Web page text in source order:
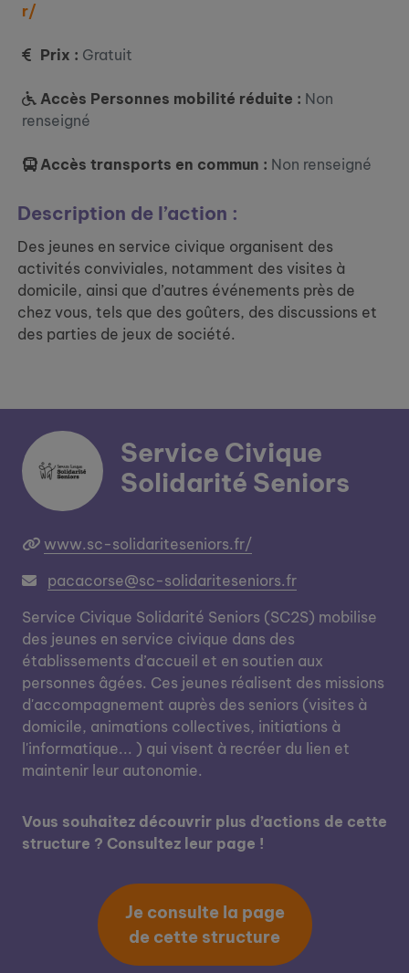
r/
Prix : Gratuit
Accès Personnes mobilité réduite : Non
renseigné
Accès transports en commun : Non renseigné
Description de l’action :
Des jeunes en service civique organisent des
activités conviviales, notamment des visites à
domicile, ainsi que d’autres événements près de
chez vous, tels que des goûters, des discussions et
des parties de jeux de société.
Service Civique
Solidarité Seniors
www.sc-solidariteseniors.fr/
pacacorse@sc-solidariteseniors.fr
Service Civique Solidarité Seniors (SC2S) mobilise
des jeunes en service civique dans des
établissements d’accueil et en soutien aux
personnes âgées. Ces jeunes réalisent des missions
d'accompagnement auprès des seniors (visites à
domicile, animations collectives, initiations à
l'informatique... ) qui visent à recréer du lien et
maintenir leur autonomie.
Vous souhaitez découvrir plus d’actions de cette
structure ? Consultez leur page !
Je consulte la page
de cette structure